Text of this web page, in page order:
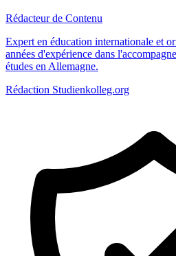
Rédacteur de Contenu
Expert en éducation internationale et
années d'expérience dans
études en Allemagne.
Rédaction Studienkolleg.org